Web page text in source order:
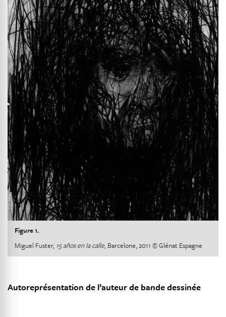
Figure 1.
Miguel Fuster, 15 años en la calle, Barcelone, 2011 © Glénat Espagne
Autoreprésentation de l’auteur de bande dessinée